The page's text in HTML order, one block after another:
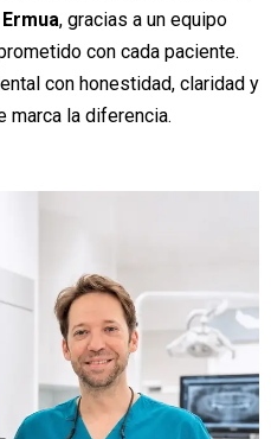
, gracias a un equipo
con cada paciente.
con honestidad, claridad y
marca la diferencia.